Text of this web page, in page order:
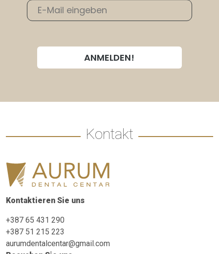
Kontakt
Kontaktieren Sie uns
+387 65 431 290
+387 51 215 223
aurumdentalcentar@gmail.com